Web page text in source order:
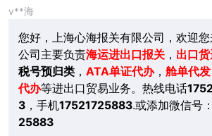
v**海
您好，上海心海报关有限公司，欢迎您
公司主要负责海运进出口报关， 出口
税号预归类， ATA单证代办， 舱单代发
代办等进出口贸易业务。热线电话
3，手机17521725883.或添加微信号：
25883